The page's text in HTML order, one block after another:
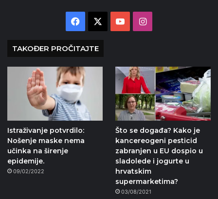
Facebook YouTubeInstagram
TAKOĐER PROČITAJTE
Istraživanje potvrdilo:
Nošenje maske nema
učinka na širenje
epidemije.
09/02/2022
Što se događa? Kako je
kancereogeni pesticid
zabranjen u EU dospio u
sladolede i jogurte u
hrvatskim
supermarketima?
03/08/2021